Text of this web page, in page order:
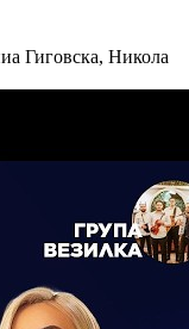
Гиговска, Никола